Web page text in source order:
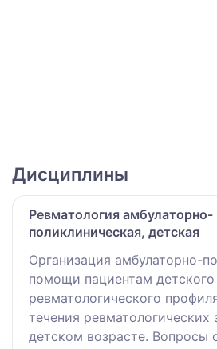
Дисциплины
Ревматология амбулаторно-
поликлиническая, детская
Организация амбулаторно-
помощи пациентам детского
ревматологического
течения ревматологических
детском возрасте. Вопросы